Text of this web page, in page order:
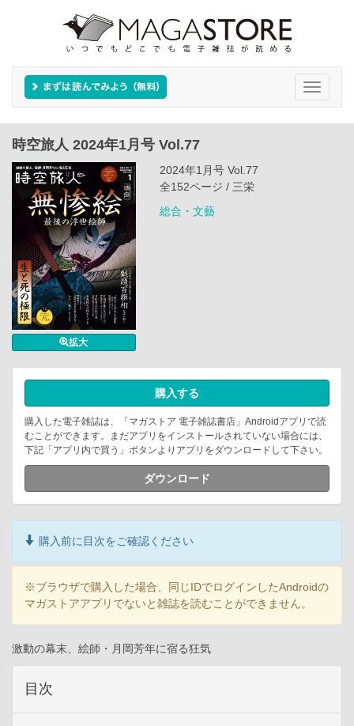
Toggle
時空旅人 2024年1月号 Vol.77
拡大
2024年1月号 Vol.77
全152ページ / 三栄
総合・文藝
購入する
購入した電子雑誌は、「マガストア 電子雑誌書店」Androidアプリで読
むことができます。まだアプリをインストールされていない場合には、
下記「アプリ内で買う」ボタンよりアプリをダウンロードして下さい。
ダウンロード
購入前に目次をご確認ください
※ブラウザで購入した場合、同じIDでログインしたAndroidの
マガストアアプリでないと雑誌を読むことができません。
激動の幕末、絵師・月岡芳年に宿る狂気
目次